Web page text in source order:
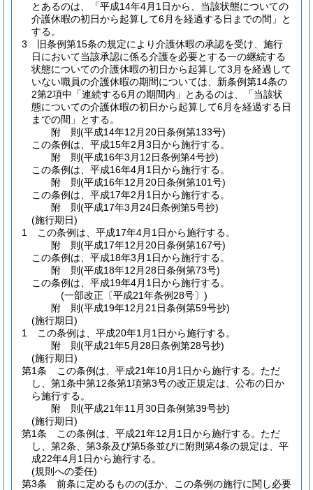
とあるのは、「平成14年4月1日から、当該状態についての
介護休暇の初日から起算して6月を経過する日までの間」と
する。
3
旧条例第15条の規定により介護休暇の承認を受け、施行
日において当該承認に係る介護を必要とする一の継続する
状態についての介護休暇の初日から起算して3月を経過して
いない職員の介護休暇の期間については、新条例第14条の
2第2項中「連続する6月の期間内」とあるのは、「当該状
態についての介護休暇の初日から起算して6月を経過する日
までの間」とする。
附 則(平成14年12月20日条例第133号)
この条例は、平成15年2月3日から施行する。
附 則(平成16年3月12日条例第4号抄)
この条例は、平成16年4月1日から施行する。
附 則(平成16年12月20日条例第101号)
この条例は、平成17年2月1日から施行する。
附 則(平成17年3月24日条例第5号抄)
(施行期日)
1
この条例は、平成17年4月1日から施行する。
附 則(平成17年12月20日条例第167号)
この条例は、平成18年3月1日から施行する。
附 則(平成18年12月28日条例第73号)
この条例は、平成19年4月1日から施行する。
(一部改正〔平成21年条例28号〕)
附 則(平成19年12月21日条例第59号抄)
(施行期日)
1
この条例は、平成20年1月1日から施行する。
附 則(平成21年5月28日条例第28号抄)
(施行期日)
第1条
この条例は、平成21年10月1日から施行する。 ただ
し、第1条中第12条第1項第3号の改正規定は、公布の日か
ら施行する。
附 則(平成21年11月30日条例第39号抄)
(施行期日)
第1条
この条例は、平成21年12月1日から施行する。 ただ
し、第2条、第3条及び第5条並びに附則第4条の規定は、平
成22年4月1日から施行する。
(規則への委任)
第3条
前条に定めるもののほか、この条例の施行に関し必要